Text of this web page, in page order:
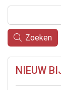
Zoeken
NIEUW